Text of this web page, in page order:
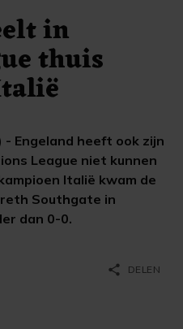
in
thuis
- Engeland heeft ook zijn
League niet kunnen
Italië kwam de
Southgate in
dan 0-0.
share DELEN